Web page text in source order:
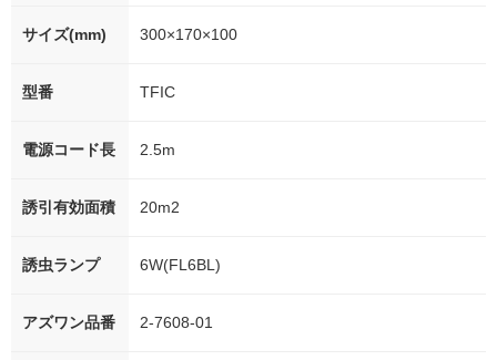
サイズ(mm) 300×170×100
型番 TFIC
電源コード長 2.5m
誘引有効面積 20m2
誘虫ランプ 6W(FL6BL)
アズワン品番 2-7608-01